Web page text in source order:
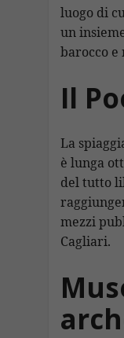
luogo di
un
barocco e
Il
La
è lunga
del tutto
mezzi
Cagliari.